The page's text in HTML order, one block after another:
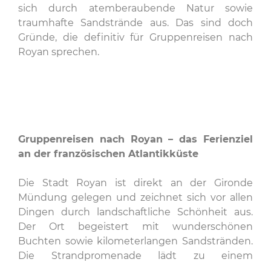
sich durch atemberaubende Natur sowie
traumhafte Sandstrände aus. Das sind doch
Gründe, die definitiv für Gruppenreisen nach
Royan sprechen.
Gruppenreisen nach Royan – das Ferienziel
an der französischen Atlantikküste
Die Stadt Royan ist direkt an der Gironde
Mündung gelegen und zeichnet sich vor allen
Dingen durch landschaftliche Schönheit aus.
Der Ort begeistert mit wunderschönen
Buchten sowie kilometerlangen Sandstränden.
Die Strandpromenade lädt zu einem